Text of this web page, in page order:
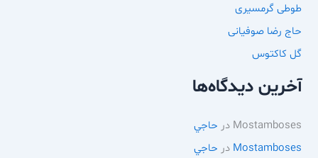
طوطی گرمسیری
حاج رضا صوفیانی
گل کاکتوس
آخرین دیدگاه‌ها
Mostamboses در حاجي
Mostamboses در حاجي